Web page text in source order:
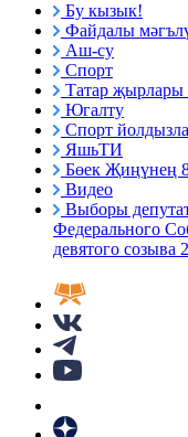
Бу кызык!
Файдалы
Аш-су
Спорт
Татар
Югалту
Спорт
ЯшьТИ
Бөек Җиңүнең
Видео
Выборы
Федерального
девятого созыва